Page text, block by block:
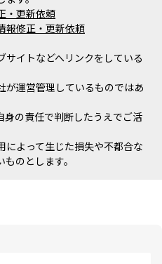
・更新依頼
報修正・更新依頼
サイトなどへリンクをしている
が運営管理しているものではあ
身の責任で判断したうえでご活
によって生じた損失や不都合な
のとします。